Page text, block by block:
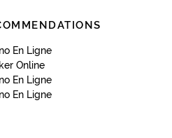
En Ligne
Online
En Ligne
En Ligne